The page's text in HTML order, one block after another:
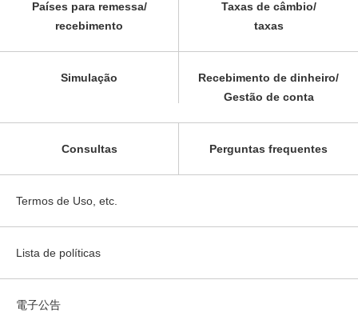
Países para remessa/
recebimento
Taxas de câmbio/
taxas
Simulação
Recebimento de dinheiro/
Gestão de conta
Consultas Perguntas frequentes
Termos de Uso, etc.
Lista de políticas
電子公告